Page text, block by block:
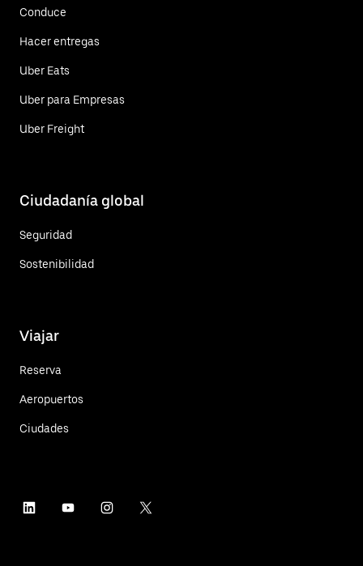
Conduce
Hacer entregas
Uber Eats
Uber para Empresas
Uber Freight
Ciudadanía global
Seguridad
Sostenibilidad
Viajar
Reserva
Aeropuertos
Ciudades